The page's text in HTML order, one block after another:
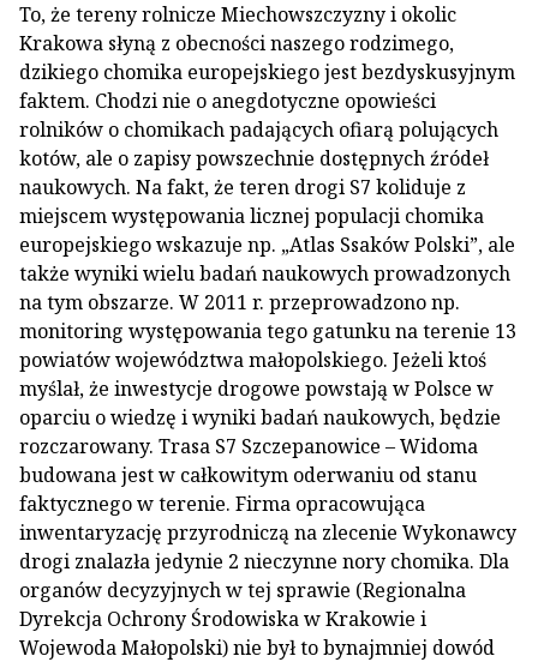
To, że tereny rolnicze Miechowszczyzny i okolic
Krakowa słyną z obecności naszego rodzimego,
dzikiego chomika europejskiego jest bezdyskusyjnym
faktem. Chodzi nie o anegdotyczne opowieści
rolników o chomikach padających ofiarą polujących
kotów, ale o zapisy powszechnie dostępnych źródeł
naukowych. Na fakt, że teren drogi S7 koliduje z
miejscem występowania licznej populacji chomika
europejskiego wskazuje np. „Atlas Ssaków Polski”, ale
także wyniki wielu badań naukowych prowadzonych
na tym obszarze. W 2011 r. przeprowadzono np.
monitoring występowania tego gatunku na terenie 13
powiatów województwa małopolskiego. Jeżeli ktoś
myślał, że inwestycje drogowe powstają w Polsce w
oparciu o wiedzę i wyniki badań naukowych, będzie
rozczarowany. Trasa S7 Szczepanowice – Widoma
budowana jest w całkowitym oderwaniu od stanu
faktycznego w terenie. Firma opracowująca
inwentaryzację przyrodniczą na zlecenie Wykonawcy
drogi znalazła jedynie 2 nieczynne nory chomika. Dla
organów decyzyjnych w tej sprawie (Regionalna
Dyrekcja Ochrony Środowiska w Krakowie i
Wojewoda Małopolski) nie był to bynajmniej dowód